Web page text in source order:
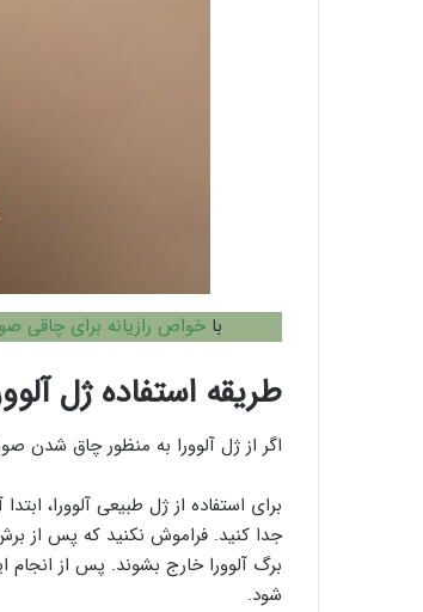
با خواص رازیانه برای چاقی
طریقه استفاده ژل
اگر از ژل آلوورا به منظور چاق شدن
برای استفاده از ژل طبیعی آلوورا،
برگ آلوورا خارج بشوند. پس از
شود.